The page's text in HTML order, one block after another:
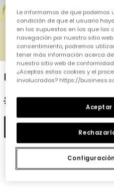
1 2 3
Dessuadora nen
29,95 € 14,95 €
Le informamos de que podemos
condición de que el usuario
en los supuestos en los que las
navegación por nuestro sitio
consentimiento, podremos
tener más información acerca
nuestro sitio web de
¿Aceptas estas cookies y el
involucrados? https://
Aceptar